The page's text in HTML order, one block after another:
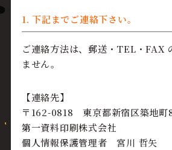
1. 下記までご連絡下さい。
ご連絡方法は、郵送・TEL・FAX
ません。
【連絡先】
〒162-0818 東京都新宿区築地町
第一資料印刷株式会社
個人情報保護管理者 宮川 哲矢